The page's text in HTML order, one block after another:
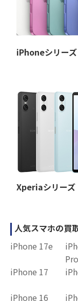
iPhoneシリーズ
Xperiaシリーズ
人気スマホの買
iPhone 17e
iPhone 17
iPhone 16